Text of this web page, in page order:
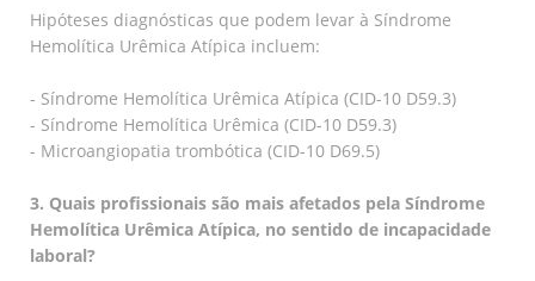
Hipóteses diagnósticas que podem levar à Síndrome
Hemolítica Urêmica Atípica incluem:
- Síndrome Hemolítica Urêmica Atípica (CID-10 D59.3)
- Síndrome Hemolítica Urêmica (CID-10 D59.3)
- Microangiopatia trombótica (CID-10 D69.5)
3. Quais profissionais são mais afetados pela Síndrome
Hemolítica Urêmica Atípica, no sentido de incapacidade
laboral?